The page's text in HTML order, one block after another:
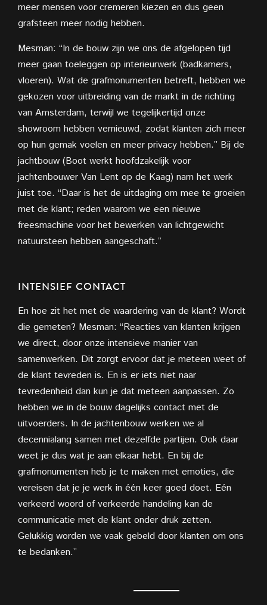
meer mensen voor cremeren kiezen en dus geen
grafsteen meer nodig hebben.
Mesman: “In de bouw zijn we ons de afgelopen tijd
meer gaan toeleggen op interieurwerk (badkamers,
vloeren). Wat de grafmonumenten betreft, hebben we
gekozen voor uitbreiding van de markt in de richting
van Amsterdam, terwijl we tegelijkertijd onze
showroom hebben vernieuwd, zodat klanten zich meer
op hun gemak voelen en meer privacy hebben.” Bij de
jachtbouw (Boot werkt hoofdzakelijk voor
jachtenbouwer Van Lent op de Kaag) nam het werk
juist toe. “Daar is het de uitdaging om mee te groeien
met de klant; reden waarom we een nieuwe
freesmachine voor het bewerken van lichtgewicht
natuursteen hebben aangeschaft.”
INTENSIEF CONTACT
En hoe zit het met de waardering van de klant? Wordt
die gemeten? Mesman: “Reacties van klanten krijgen
we direct, door onze intensieve manier van
samenwerken. Dit zorgt ervoor dat je meteen weet of
de klant tevreden is. En is er iets niet naar
tevredenheid dan kun je dat meteen aanpassen. Zo
hebben we in de bouw dagelijks contact met de
uitvoerders. In de jachtenbouw werken we al
decennialang samen met dezelfde partijen. Ook daar
weet je dus wat je aan elkaar hebt. En bij de
grafmonumenten heb je te maken met emoties, die
vereisen dat je je werk in één keer goed doet. Eén
verkeerd woord of verkeerde handeling kan de
communicatie met de klant onder druk zetten.
Gelukkig worden we vaak gebeld door klanten om ons
te bedanken.”